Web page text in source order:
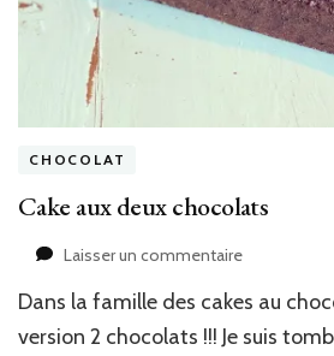
CHOCOLAT
Cake aux deux chocolats
Laisser un commentairesur
aux
deux
Dans la famille des cakes au
version 2 chocolats !!! Je suis